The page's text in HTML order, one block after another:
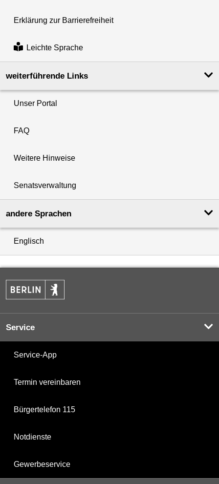
Erklärung zur Barrierefreiheit
Leichte Sprache
weiterführende Links
Unser Portal
FAQ
Weitere Hinweise
Senatsverwaltung
andere Sprachen
Englisch
Service
Service-App
Termin vereinbaren
Bürgertelefon 115
Notdienste
Gewerbeservice